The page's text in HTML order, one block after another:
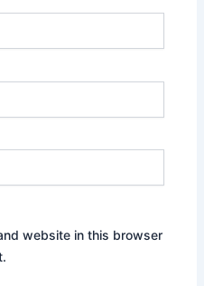
website in this browser